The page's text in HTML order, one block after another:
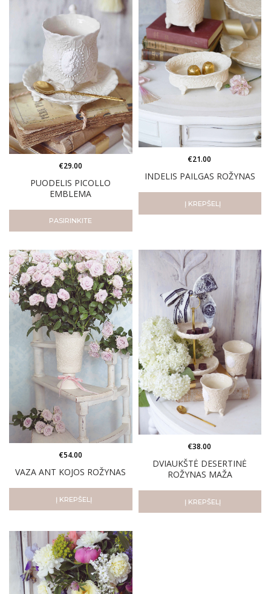
PUODELIS PICOLLO
EMBLEMA
€29.00
PASIRINKITE
INDELIS PAILGAS ROŽYNAS
€21.00
Į KREPŠELĮ
VAZA ANT KOJOS ROŽYNAS
€54.00
Į KREPŠELĮ
DVIAUKŠTĖ DESERTINĖ
ROŽYNAS MAŽA
€38.00
Į KREPŠELĮ